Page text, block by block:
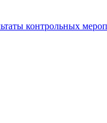
контрольных